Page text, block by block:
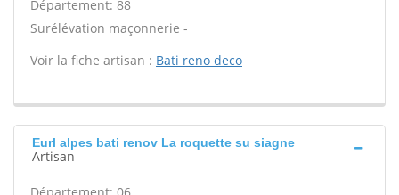
Département: 88
Surélévation maçonnerie -
Voir la fiche artisan : Bati reno deco
Eurl alpes bati renov La roquette su siagne
Artisan